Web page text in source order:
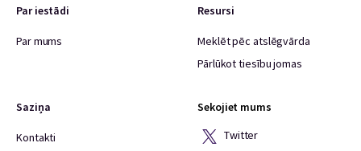
Par iestādi
Par mums
Resursi
Meklēt pēc atslēgvārda
Pārlūkot tiesību jomas
Saziņa
Kontakti
Sekojiet mums
Twitter